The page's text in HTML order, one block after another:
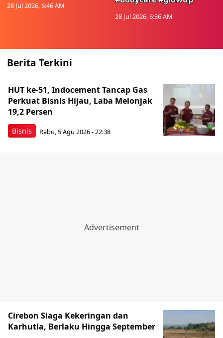
28 Jul 2026, 6:46 AM
28 Jul 2026, 6:36 AM
Berita Terkini
Bisnis
HUT ke-51, Indocement Tancap Gas
Perkuat Bisnis Hijau, Laba Melonjak
19,2 Persen
Rabu, 5 Agu 2026 - 22:38
Cirebon Siaga Kekeringan dan
Karhutla, Berlaku Hingga September